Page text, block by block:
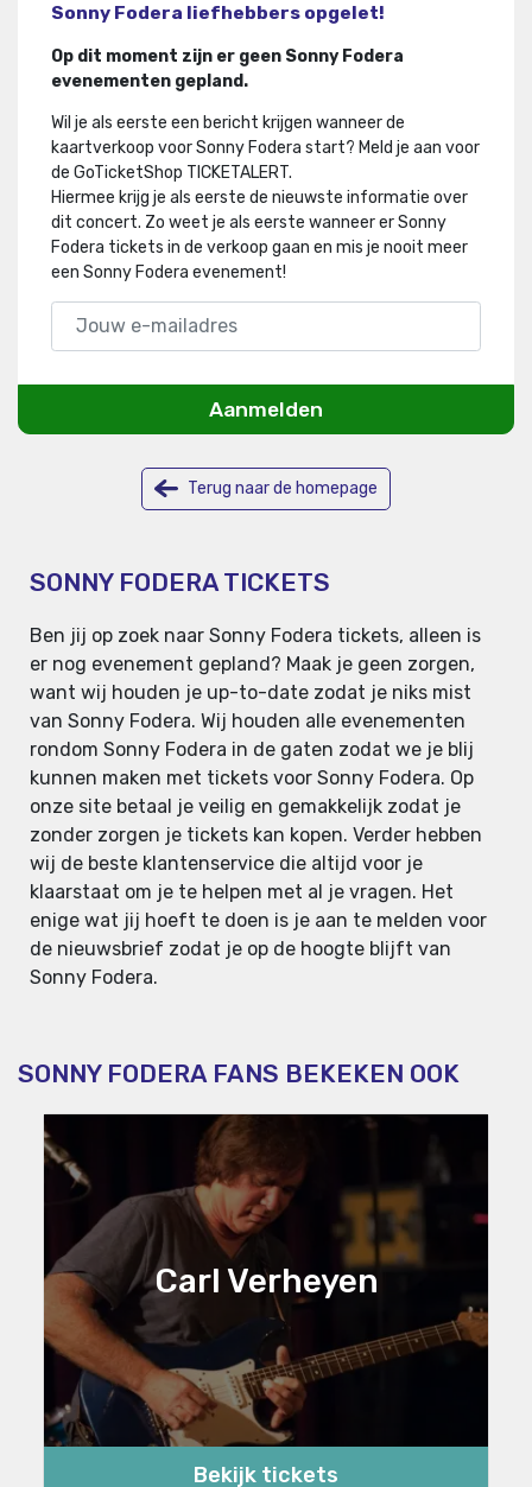
Sonny Fodera liefhebbers opgelet!
Op dit moment zijn er geen Sonny Fodera
evenementen gepland.
Wil je als eerste een bericht krijgen wanneer de
kaartverkoop voor Sonny Fodera start? Meld je aan voor
de GoTicketShop TICKETALERT.
Hiermee krijg je als eerste de nieuwste informatie over
dit concert. Zo weet je als eerste wanneer er Sonny
Fodera tickets in de verkoop gaan en mis je nooit meer
een Sonny Fodera evenement!
Aanmelden
Terug naar de homepage
SONNY FODERA TICKETS
Ben jij op zoek naar Sonny Fodera tickets, alleen is
er nog evenement gepland? Maak je geen zorgen,
want wij houden je up-to-date zodat je niks mist
van Sonny Fodera. Wij houden alle evenementen
rondom Sonny Fodera in de gaten zodat we je blij
kunnen maken met tickets voor Sonny Fodera. Op
onze site betaal je veilig en gemakkelijk zodat je
zonder zorgen je tickets kan kopen. Verder hebben
wij de beste klantenservice die altijd voor je
klaarstaat om je te helpen met al je vragen. Het
enige wat jij hoeft te doen is je aan te melden voor
de nieuwsbrief zodat je op de hoogte blijft van
Sonny Fodera.
SONNY FODERA FANS BEKEKEN OOK
Carl Verheyen
Bekijk tickets